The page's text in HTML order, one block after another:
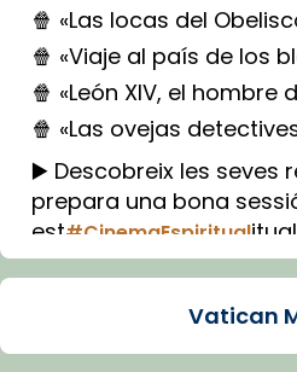
🍿 «Las locas del
🍿 «Viaje al país de los
🍿 «León XIV, el hombre
🍿 «Las ovejas
▶️ Descobreix les seves
prepara una bona
est#CinemaEspiritual
Imatge: Generada amb
Vatican